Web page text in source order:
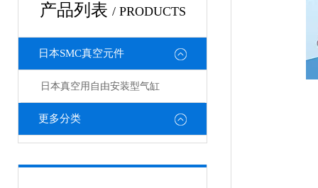
产品列表 / PRODUCTS
日本SMC真空元件
日本真空用自由安装型气缸
更多分类